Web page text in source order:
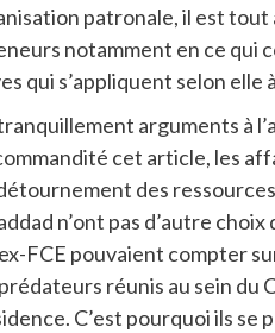
patronale, il est
notamment en ce qui
s’appliquent selon elle
arguments à
cet article, les
des
n’ont pas d’autre
FCE pouvaient compter
réunis au sein du
C’est pourquoi ils